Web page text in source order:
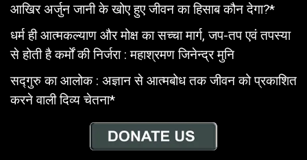
आखिर अर्जुन जानी के खोए हुए जीवन का हिसाब कौन देगा?*
धर्म ही आत्मकल्याण और मोक्ष का सच्चा मार्ग, जप-तप एवं तपस्या
से होती है कर्मों की निर्जरा : महाश्रमण जिनेन्द्र मुनि
सद्गुरु का आलोक : अज्ञान से आत्मबोध तक जीवन को प्रकाशित
करने वाली दिव्य चेतना*